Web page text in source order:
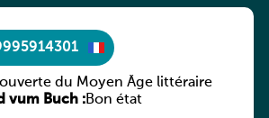
du Moyen Âge littéraire
vum Buch :Bon état